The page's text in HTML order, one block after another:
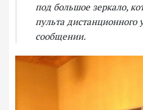
под большое зеркало,
пульта дистанционного
сообщении.